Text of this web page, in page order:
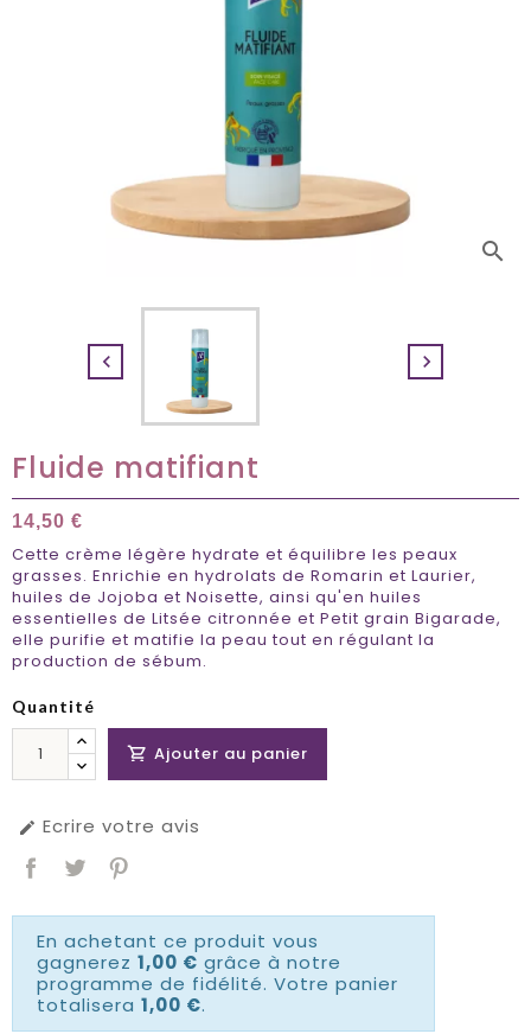
search
 
Fluide matifiant
14,50 €
Cette crème légère hydrate et équilibre les peaux
grasses. Enrichie en hydrolats de Romarin et Laurier,
huiles de Jojoba et Noisette, ainsi qu'en huiles
essentielles de Litsée citronnée et Petit grain Bigarade,
elle purifie et matifie la peau tout en régulant la
production de sébum.
Quantité
 Ajouter au panier
 Ecrire votre avis
En achetant ce produit vous
gagnerez 1,00 € grâce à notre
programme de fidélité. Votre panier
totalisera 1,00 €.